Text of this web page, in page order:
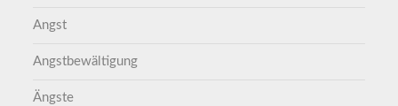
Angst
Angstbewältigung
Ängste